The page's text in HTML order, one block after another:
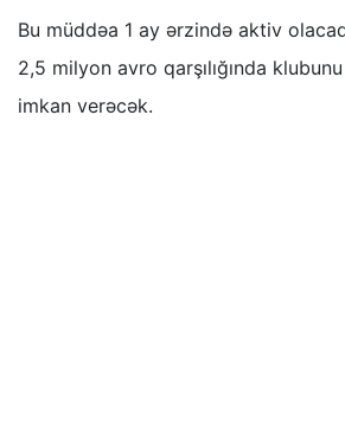
Bu müddəa 1 ay ərzində aktiv
2,5 milyon avro qarşılığında
imkan verəcək.